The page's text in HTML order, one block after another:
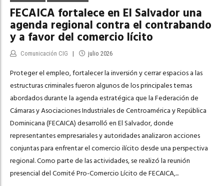
FECAICA fortalece en El Salvador una
agenda regional contra el contrabando
y a favor del comercio lícito
Comunicación CIG julio 2026
Proteger el empleo, fortalecer la inversión y cerrar espacios a las
estructuras criminales fueron algunos de los principales temas
abordados durante la agenda estratégica que la Federación de
Cámaras y Asociaciones Industriales de Centroamérica y República
Dominicana (FECAICA) desarrolló en El Salvador, donde
representantes empresariales y autoridades analizaron acciones
conjuntas para enfrentar el comercio ilícito desde una perspectiva
regional. Como parte de las actividades, se realizó la reunión
presencial del Comité Pro-Comercio Lícito de FECAICA,...